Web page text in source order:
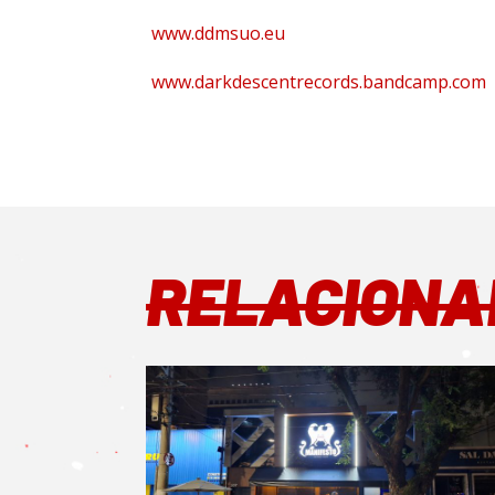
www.ddmsuo.eu
www.darkdescentrecords.bandcamp.com